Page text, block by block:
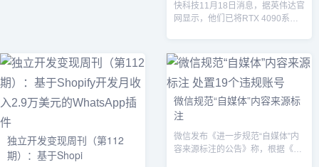
快科技11月18日消息，据英伟达官
网显示，他们已将RTX 4090系列
独立开发变现周刊（第112
期）：基于Shopi
微信规范“自媒体”内容来源标
注
微信发布《进一步规范“自媒体”内
容来源标注的公告》称，根据《关